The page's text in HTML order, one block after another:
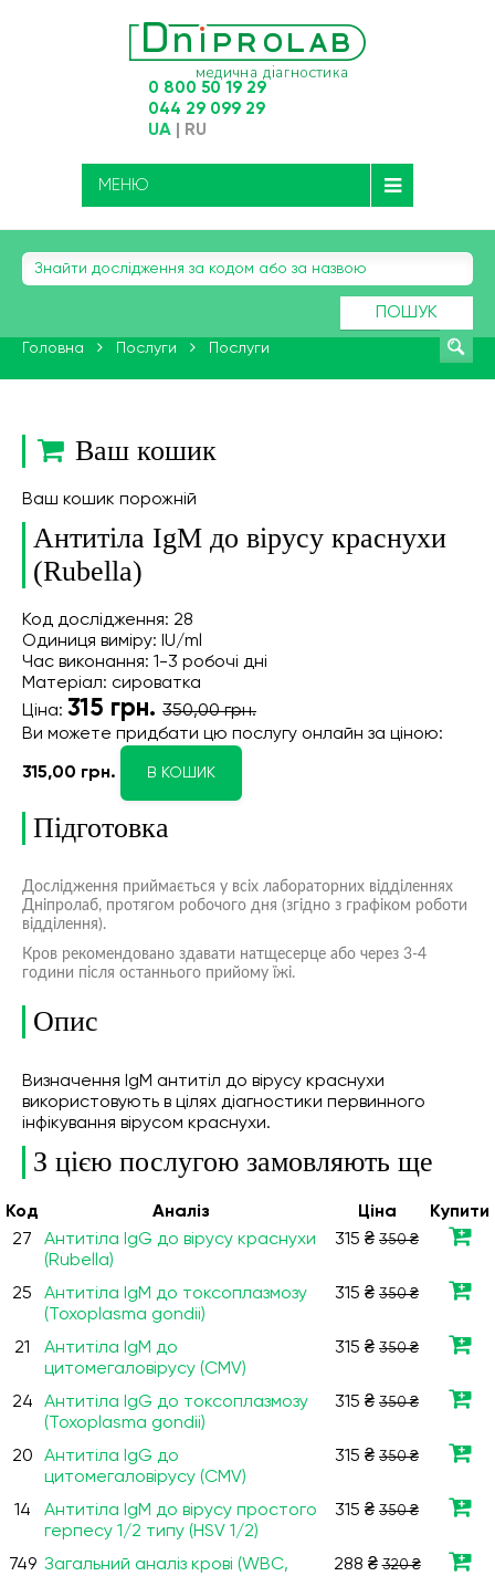
0 800 50 19 29
044 29 099 29
UA RU
МЕНЮ
ПОШУК
Головна Послуги Послуги
Ваш кошик
Ваш кошик порожній
Антитіла IgM до вірусу краснухи
(Rubella)
Код дослідження: 28
Одиниця виміру: IU/ml
Час виконання: 1-3 робочі дні
Матеріал: сироватка
Ціна: 315 грн. 350,00 грн.
Ви можете придбати цю послугу онлайн за ціною:
315,00 грн. В КОШИК
Підготовка
Дослідження приймається у всіх лабораторних відділеннях
Дніпролаб, протягом робочого дня (згідно з графіком роботи
відділення).
Кров рекомендовано здавати натщесерце або через 3-4
години після останнього прийому їжі.
Опис
Визначення IgM антитіл до вірусу краснухи
використовують в цілях діагностики первинного
інфікування вірусом краснухи.
З цією послугою замовляють ще
Код Аналiз Ціна
Купити
27
Антитіла IgG до вірусу краснухи
(Rubella)
315 ₴ 350 ₴
25
Антитіла IgM до токсоплазмозу
(Toxoplasma gondii)
315 ₴ 350 ₴
21
Антитіла IgM до
цитомегаловірусу (CMV)
315 ₴ 350 ₴
24
Антитіла IgG до токсоплазмозу
(Toxoplasma gondii)
315 ₴ 350 ₴
20
Антитіла IgG до
цитомегаловірусу (CMV)
315 ₴ 350 ₴
14
Антитіла IgМ до вірусу простого
герпесу 1/2 типу (HSV 1/2)
315 ₴ 350 ₴
749 Загальний аналіз крові (WBC,
288 ₴320 ₴